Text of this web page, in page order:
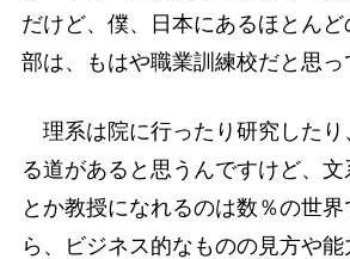
だけど、僕、日本にあるほとん
部は、もはや職業訓練校だと思っ
理系は院に行ったり研究したり
る道があると思うんですけど、
とか教授になれるのは数％の世
ら、ビジネス的なものの見方や